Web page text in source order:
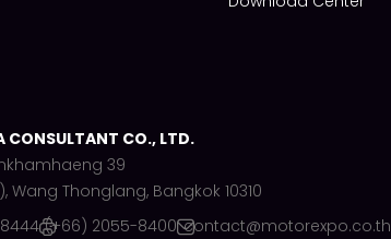
CONSULTANT CO., LTD.
39
Wang Thonglang, Bangkok 10310
(+66) 2055-8400 contact@motorexpo.co.th